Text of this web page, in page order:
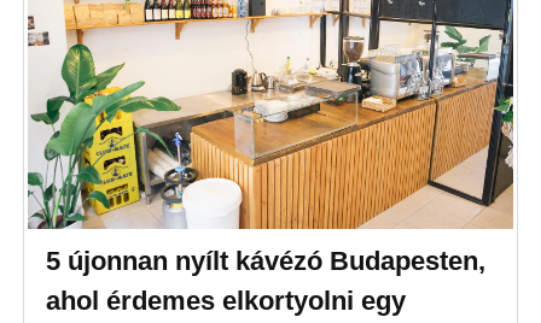
5 újonnan nyílt kávézó Budapesten,
ahol érdemes elkortyolni egy